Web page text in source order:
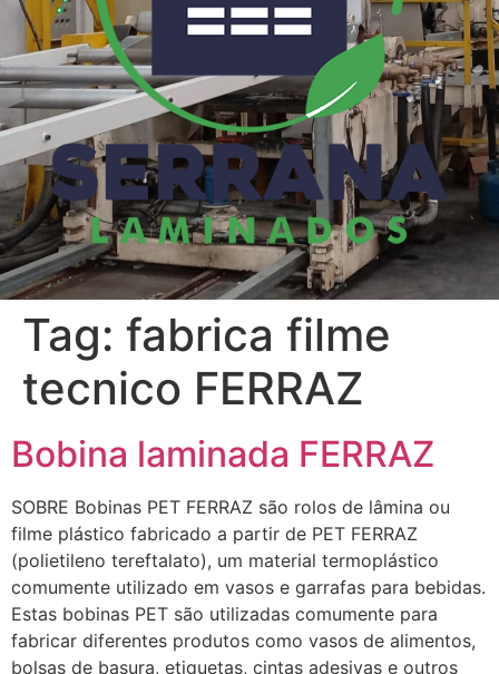
Tag: fabrica filme
tecnico FERRAZ
Bobina laminada FERRAZ
SOBRE Bobinas PET FERRAZ são rolos de lâmina ou
filme plástico fabricado a partir de PET FERRAZ
(polietileno tereftalato), um material termoplástico
comumente utilizado em vasos e garrafas para bebidas.
Estas bobinas PET são utilizadas comumente para
fabricar diferentes produtos como vasos de alimentos,
bolsas de basura, etiquetas, cintas adesivas e outros